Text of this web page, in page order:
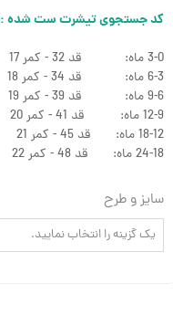
کد جستجوی تیشرت ست شده :3486
3-0 ماه: قد 32 - کمر 17
6-3 ماه: قد 34 - کمر 18
9-6 ماه: قد 39 - کمر 19
12-9 ماه: قد 41 - کمر 20
18-12 ماه: قد 45 - کمر 21
24-18 ماه: قد 48 - کمر 22
سایز و طرح
یک گزینه را انتخاب نمایید.